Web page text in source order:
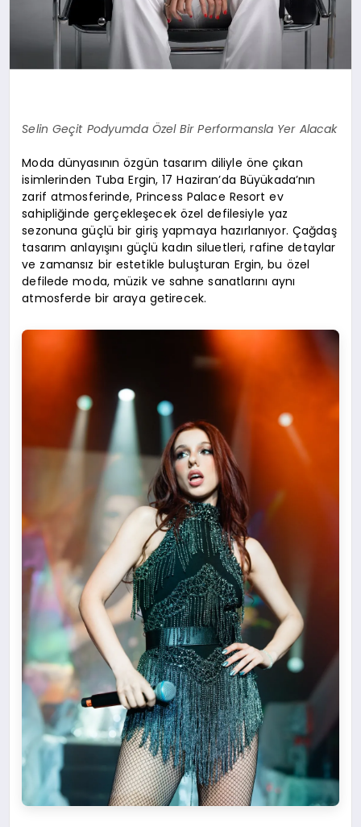
Selin Geçit Podyumda Özel Bir Performansla Yer Alacak
Moda dünyasının özgün tasarım diliyle öne çıkan
isimlerinden Tuba Ergin, 17 Haziran’da Büyükada’nın
zarif atmosferinde, Princess Palace Resort ev
sahipliğinde gerçekleşecek özel defilesiyle yaz
sezonuna güçlü bir giriş yapmaya hazırlanıyor. Çağdaş
tasarım anlayışını güçlü kadın siluetleri, rafine detaylar
ve zamansız bir estetikle buluşturan Ergin, bu özel
defilede moda, müzik ve sahne sanatlarını aynı
atmosferde bir araya getirecek.